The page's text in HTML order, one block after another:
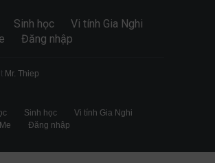
Sinh học
Vi tính Gia Nghi
Đăng nhập
Mr. Thiep
Sinh học
Vi tính Gia Nghi
Đăng nhập